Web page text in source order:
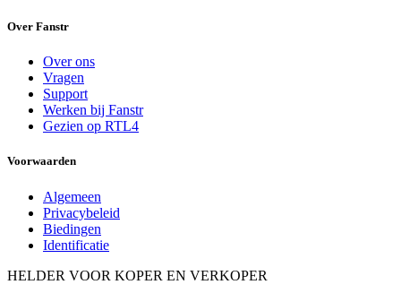
Over Fanstr
Over ons
Vragen
Support
Werken bij Fanstr
Gezien op RTL4
Voorwaarden
Algemeen
Privacybeleid
Biedingen
Identificatie
HELDER VOOR KOPER EN VERKOPER